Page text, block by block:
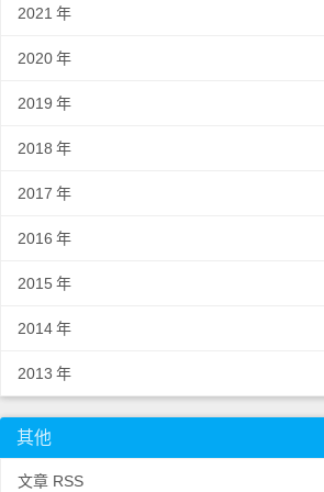
2021 年
2020年
2019 年
2018 年
2017 年
2016 年
2015 年
2014年
2013 年
其他
文章 RSS